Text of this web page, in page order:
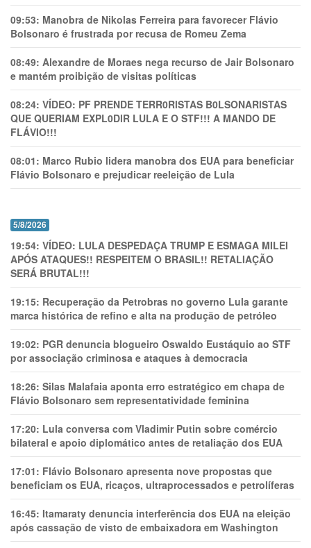
09:53: Manobra de Nikolas Ferreira para favorecer Flávio
Bolsonaro é frustrada por recusa de Romeu Zema
08:49: Alexandre de Moraes nega recurso de Jair Bolsonaro
e mantém proibição de visitas políticas
08:24: VÍDEO: PF PRENDE TERR0RlSTAS B0LSONARlSTAS
QUE QUERIAM EXPL0DlR LULA E O STF!!! A MANDO DE
FLÁVIO!!!
08:01: Marco Rubio lidera manobra dos EUA para beneficiar
Flávio Bolsonaro e prejudicar reeleição de Lula
5/8/2026
19:54: VÍDEO: LULA DESPEDAÇA TRUMP E ESMAGA MILEI
APÓS ATAQUES!! RESPEITEM O BRASIL!! RETALIAÇÃO
SERÁ BRUTAL!!!
19:15: Recuperação da Petrobras no governo Lula garante
marca histórica de refino e alta na produção de petróleo
19:02: PGR denuncia blogueiro Oswaldo Eustáquio ao STF
por associação criminosa e ataques à democracia
18:26: Silas Malafaia aponta erro estratégico em chapa de
Flávio Bolsonaro sem representatividade feminina
17:20: Lula conversa com Vladimir Putin sobre comércio
bilateral e apoio diplomático antes de retaliação dos EUA
17:01: Flávio Bolsonaro apresenta nove propostas que
beneficiam os EUA, ricaços, ultraprocessados e petrolíferas
16:45: Itamaraty denuncia interferência dos EUA na eleição
após cassação de visto de embaixadora em Washington